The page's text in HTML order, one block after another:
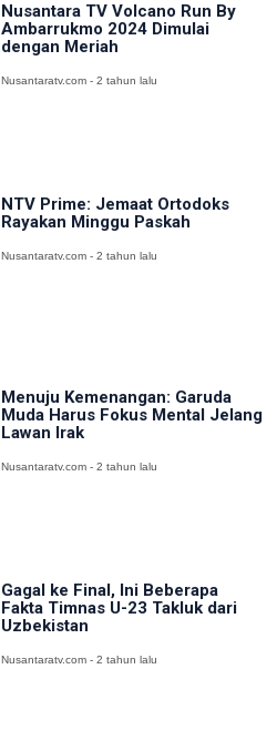
Nusantara TV Volcano Run By
Ambarrukmo 2024 Dimulai
dengan Meriah
Nusantaratv.com - 2 tahun lalu
NTV Prime: Jemaat Ortodoks
Rayakan Minggu Paskah
Nusantaratv.com - 2 tahun lalu
Menuju Kemenangan: Garuda
Muda Harus Fokus Mental Jelang
Lawan Irak
Nusantaratv.com - 2 tahun lalu
Gagal ke Final, Ini Beberapa
Fakta Timnas U-23 Takluk dari
Uzbekistan
Nusantaratv.com - 2 tahun lalu